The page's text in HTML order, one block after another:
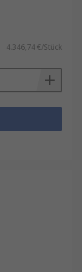
4.346,74 €/Stück